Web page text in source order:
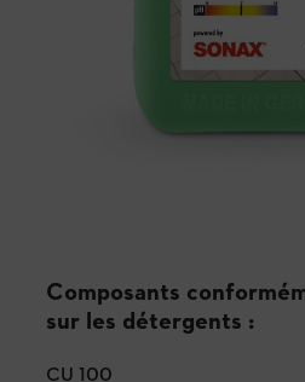
Composants
sur les détergents :
CU 100